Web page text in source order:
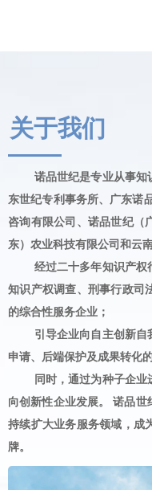
关于我们
诺品世纪是专业从事知
东世纪专利事务所、广东诺
咨询有限公司、诺品世纪（
东）农业科技有限公司和云
经过二十多年知识产权
知识产权调查、刑事行政司
的综合性服务企业；
引导企业向自主创新自
申请、后端保护及成果转化
同时，通过为种子企业
向创新性企业发展。 诺品
持续扩大业务服务领域，成
牌。